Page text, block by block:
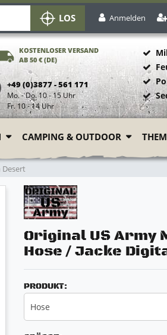
LOS Anmelden
KOSTENLOSER VERSAND
AB 50 € (DE)
+49 (0)3877 - 561 171
Mo. - Do. 10 - 15 Uhr
Fr. 10 - 14 Uhr
CAMPING & OUTDOOR
Desert
Original US Army
Hose / Jacke
PRODUKT:
Hose